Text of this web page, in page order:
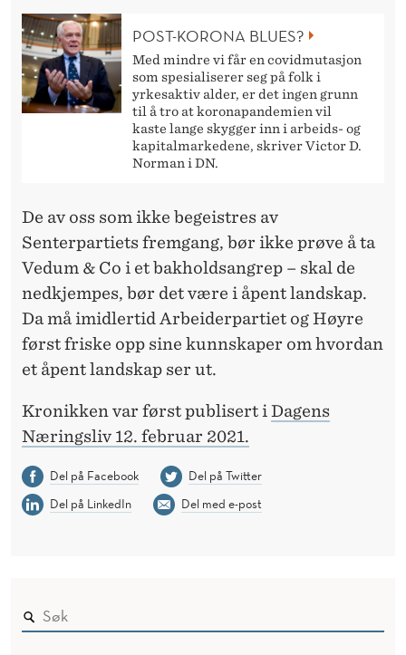
POST-KORONA BLUES?
Med mindre vi får en covidmutasjon
som spesialiserer seg på folk i
yrkesaktiv alder, er det ingen grunn
til å tro at koronapandemien vil
kaste lange skygger inn i arbeids- og
kapitalmarkedene, skriver Victor D.
Norman i DN.
De av oss som ikke begeistres av
Senterpartiets fremgang, bør ikke prøve å ta
Vedum & Co i et bakholdsangrep – skal de
nedkjempes, bør det være i åpent landskap.
Da må imidlertid Arbeiderpartiet og Høyre
først friske opp sine kunnskaper om hvordan
et åpent landskap ser ut.
Kronikken var først publisert iDagens
Næringsliv 12. februar 2021.
Del på Facebook
Del på Twitter
Del på LinkedIn
Del med e-post